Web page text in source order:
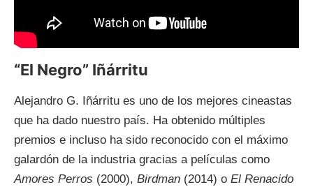
“El Negro” Iñárritu
Alejandro G. Iñárritu es uno de los mejores cineastas
que ha dado nuestro país. Ha obtenido múltiples
premios e incluso ha sido reconocido con el máximo
galardón de la industria gracias a películas como
Amores Perros (2000), Birdman (2014) o El Renacido